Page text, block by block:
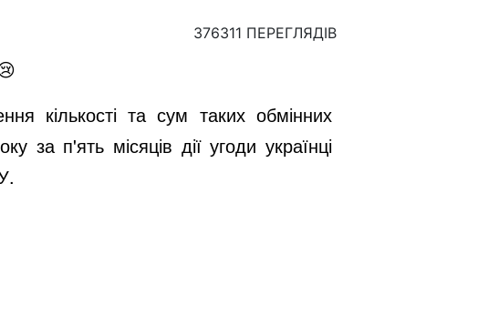
376311 ПЕРЕГЛЯДІВ
кількості та сум таких обмінних
за п'ять місяців дії угоди українці